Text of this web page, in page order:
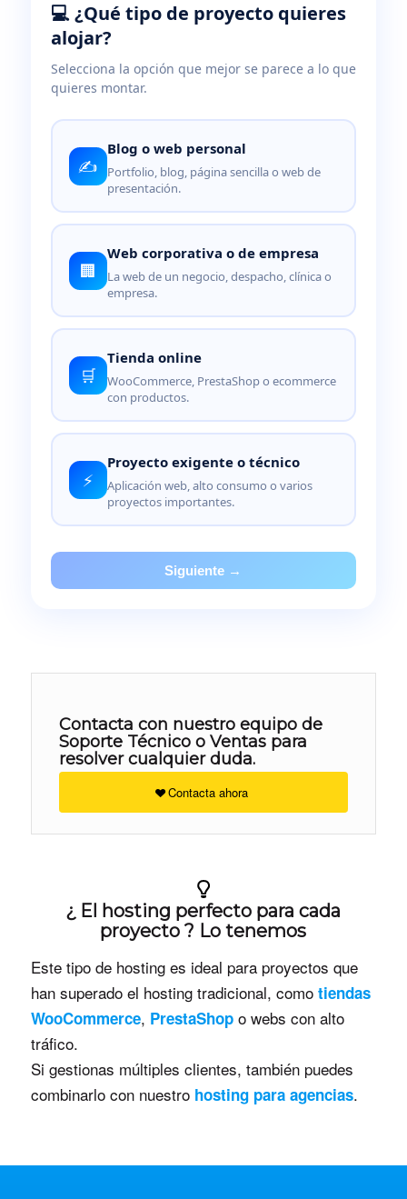
💻 ¿Qué tipo de proyecto quieres
alojar?
Selecciona la opción que mejor se parece a lo que
quieres montar.
✍️
Blog o web personal
Portfolio, blog, página sencilla o web de
presentación.
🏢
Web corporativa o de empresa
La web de un negocio, despacho, clínica o
empresa.
🛒
Tienda online
WooCommerce, PrestaShop o ecommerce
con productos.
⚡
Proyecto exigente o técnico
Aplicación web, alto consumo o varios
proyectos importantes.
Siguiente →
Contacta con nuestro equipo de
Soporte Técnico o Ventas para
resolver cualquier duda.
Contacta ahora
¿ El hosting perfecto para cada
proyecto ? Lo tenemos
Este tipo de hosting es ideal para proyectos que
han superado el hosting tradicional, como tiendas
WooCommerce, PrestaShopo webs con alto
tráfico.
Si gestionas múltiples clientes, también puedes
combinarlo con nuestro hosting para agencias.